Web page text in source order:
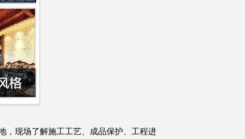
，现场了解施工工艺、成品保护、工程进